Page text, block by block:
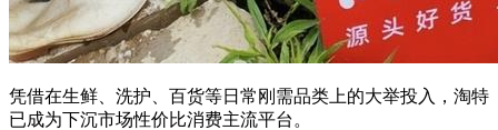
凭借在生鲜、洗护、百货等日常刚需品类上的大举投入，淘特
已成为下沉市场性价比消费主流平台。